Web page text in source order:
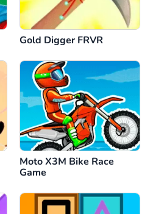
Gold Digger FRVR
Moto X3M Bike Race
Game